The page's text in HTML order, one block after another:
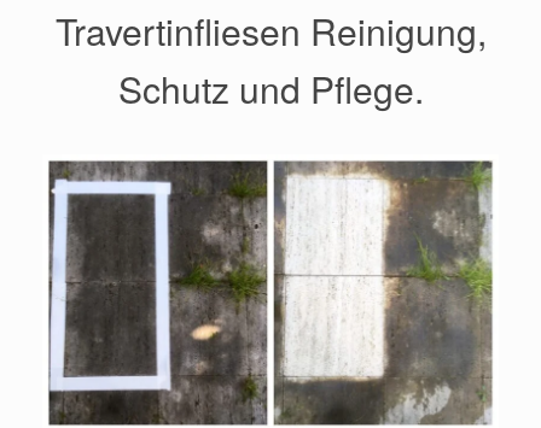
Travertinfliesen Reinigung,
Schutz und Pflege.